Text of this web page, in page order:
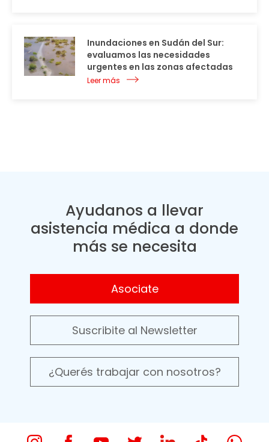
Inundaciones en Sudán del Sur:
evaluamos las necesidades
urgentes en las zonas afectadas
Leer más
Ayudanos a llevar
asistencia médica a donde
más se necesita
Asociate
Suscribite al Newsletter
¿Querés trabajar con nosotros?